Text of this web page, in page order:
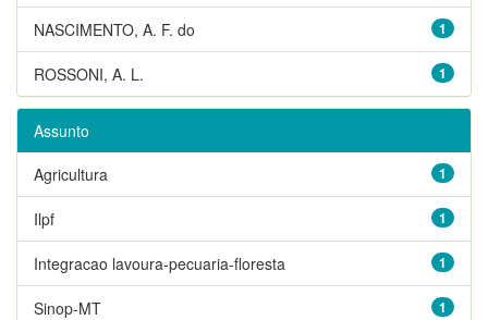
1
NASCIMENTO, A. F. do
1
ROSSONI, A. L.
Assunto
1
Agricultura
1
Ilpf
1
Integracao lavoura-pecuaria-floresta
1
Sinop-MT